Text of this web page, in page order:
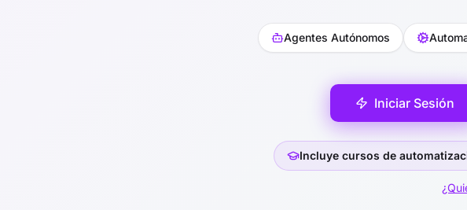
Agentes Autónomos
Iniciar Sesión
Incluye cursos de